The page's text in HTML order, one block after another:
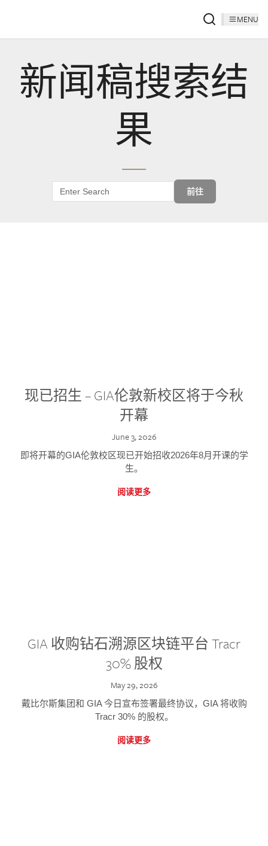
MENU
新闻稿搜索结
果
前往
现已招生 – GIA伦敦新校区将于今秋
开幕
June 3, 2026
即将开幕的GIA伦敦校区现已开始招收2026年8月开课的学
生。
阅读更多
GIA 收购钻石溯源区块链平台 Tracr
30% 股权
May 29, 2026
戴比尔斯集团和 GIA 今日宣布签署最终协议，GIA 将收购
Tracr 30% 的股权。
阅读更多